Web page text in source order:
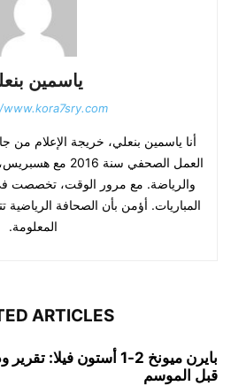
ياسمين
أنا ياسمين بنعلي، خريجة الإعلام
العمل الصحفي سنة
والرياضة. مع مرور الوقت، تخصصت في
المباريات. أؤمن بأن الصحافة
المعلومة.
ARTICLES
بايرن ميونخ 2-1 أستون فيلا:
قبل الموسم